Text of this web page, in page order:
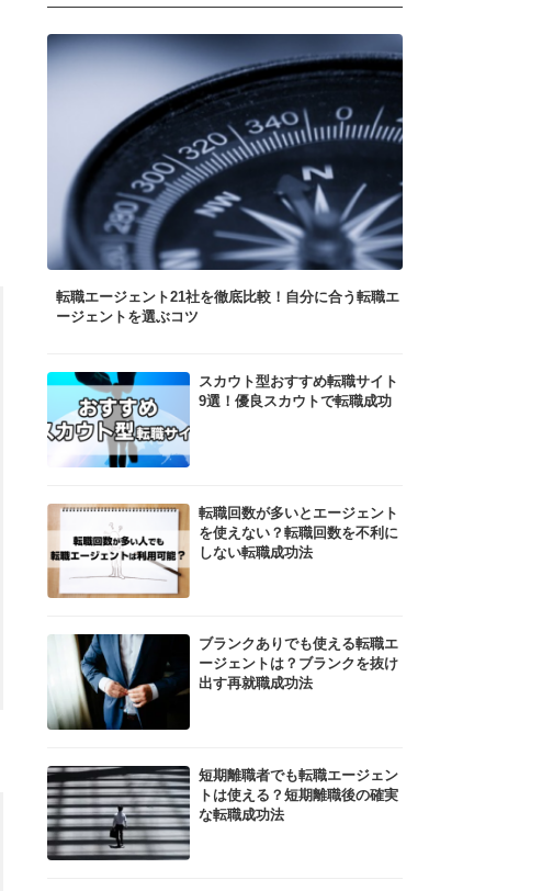
転職エージェント21社を徹底比較！自分に合う転職エ
ージェントを選ぶコツ
スカウト型おすすめ転職サイト
9選！優良スカウトで転職成功
転職回数が多いとエージェント
を使えない？転職回数を不利に
しない転職成功法
ブランクありでも使える転職エ
ージェントは？ブランクを抜け
出す再就職成功法
短期離職者でも転職エージェン
トは使える？短期離職後の確実
な転職成功法